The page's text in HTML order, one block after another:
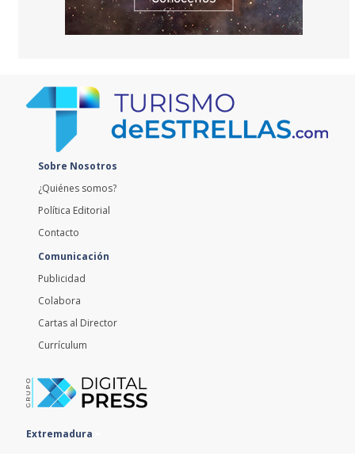
Sobre Nosotros
¿Quiénes somos?
Política Editorial
Contacto
Comunicación
Publicidad
Colabora
Cartas al Director
Currículum
Extremadura